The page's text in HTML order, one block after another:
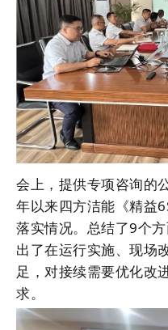
会上，提供专项咨询的
年以来四方洁能《精益
落实情况。总结了9个
出了在运行实施、现场
足，对接续需要优化改
求。